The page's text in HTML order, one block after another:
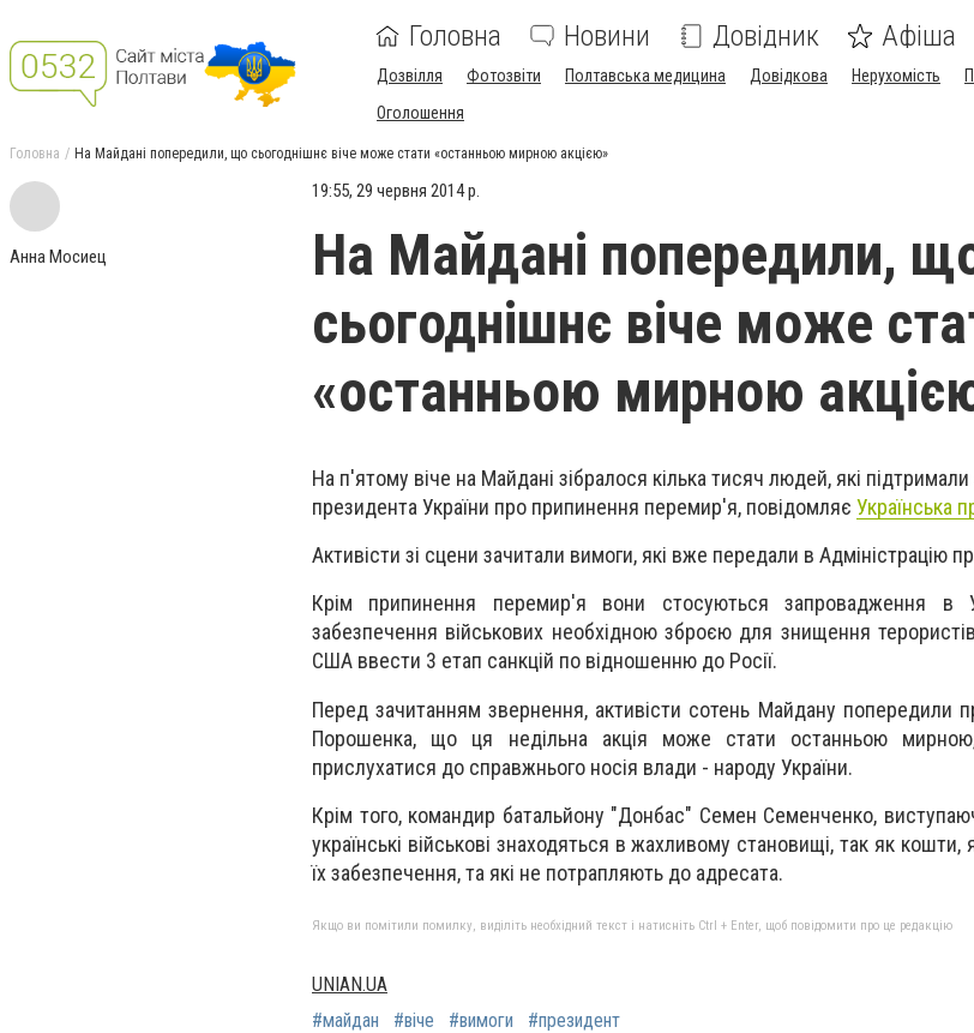
Головна Новини Довідник Афіша
Дозвілля Фотозвіти Полтавська медицина Довідкова Нерухомість
Оголошення
Головна На Майдані попередили, що сьогоднішнє віче може стати «останньою мирною акцією»
Анна Мосиец
19:55, 29 червня 2014 р.
На Майдані попередили,
сьогоднішнє віче може
«останньою мирною
На п'ятому віче на Майдані зібралося кілька тисяч людей, які
президента України про припинення перемир'я, повідомляє Українська
Активісти зі сцени зачитали вимоги, які вже передали в Адміністрацію
Крім припинення перемир'я вони стосуються запровадження в
забезпечення військових необхідною зброєю для знищення
США ввести 3 етап санкцій по відношенню до Росії.
Перед зачитанням звернення, активісти сотень Майдану попередили
Порошенка, що ця недільна акція може стати останньою
прислухатися до справжнього носія влади - народу України.
Крім того, командир батальйону "Донбас" Семен Семенченко,
українські військові знаходяться в жахливому становищі, так як кошти,
їх забезпечення, та які не потрапляють до адресата.
Якщо ви помітили помилку, виділіть необхідний текст і натисніть Ctrl + Enter, щоб повідомити про це редакцію
UNIAN.UA
#майдан
#віче #вимоги #президент